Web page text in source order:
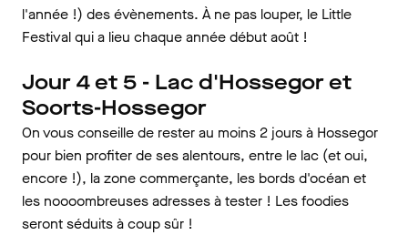
l'année !) des évènements. À ne pas louper, le Little
Festival qui a lieu chaque année début août !
Jour 4 et 5 - Lac d'Hossegor et
Soorts-Hossegor
On vous conseille de rester au moins 2 jours à Hossegor
pour bien profiter de ses alentours, entre le lac (et oui,
encore !), la zone commerçante, les bords d'océan et
les noooombreuses adresses à tester ! Les foodies
seront séduits à coup sûr !